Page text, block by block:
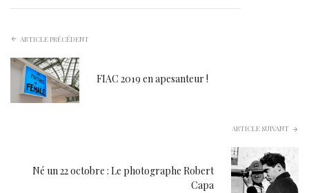
ARTICLE PRÉCÉDENT
FIAC 2019 en apesanteur !
ARTICLE SUIVANT
Né un 22 octobre : Le photographe Robert
Capa